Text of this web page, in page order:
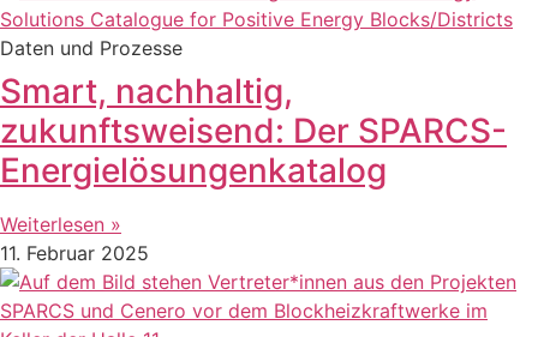
Daten und Prozesse
Smart, nachhaltig,
zukunftsweisend: Der SPARCS-
Energielösungenkatalog
Weiterlesen »
11. Februar 2025